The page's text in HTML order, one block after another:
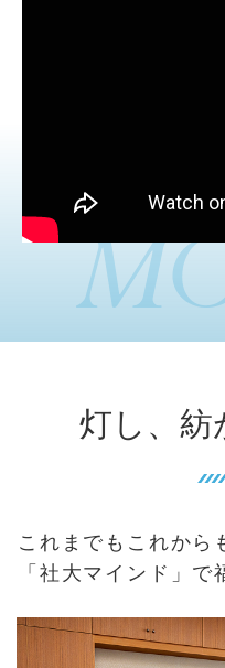
灯し、紡
これまでもこれから
「社大マインド」